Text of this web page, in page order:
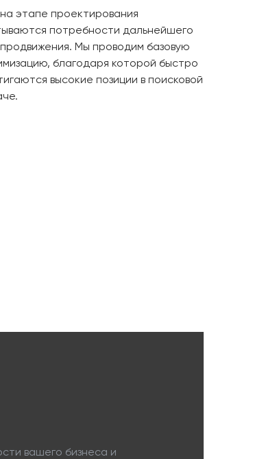
этапе проектирования
потребности дальнейшего
Мы проводим базовую
благодаря которой быстро
высокие позиции в поисковой
вашего бизнеса и